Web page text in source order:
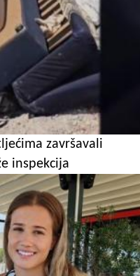
završavali
inspekcija